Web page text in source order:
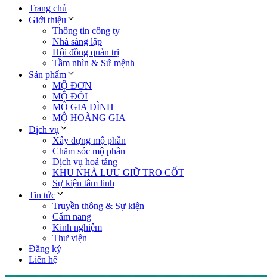
Trang chủ
Giới thiệu
Thông tin công ty
Nhà sáng lập
Hội đồng quản trị
Tầm nhìn & Sứ mệnh
Sản phẩm
MỘ ĐƠN
MỘ ĐÔI
MỘ GIA ĐÌNH
MỘ HOÀNG GIA
Dịch vụ
Xây dựng mộ phần
Chăm sóc mộ phần
Dịch vụ hoả táng
KHU NHÀ LƯU GIỮ TRO CỐT
Sự kiện tâm linh
Tin tức
Truyền thông & Sự kiện
Cẩm nang
Kinh nghiệm
Thư viện
Đăng ký
Liên hệ